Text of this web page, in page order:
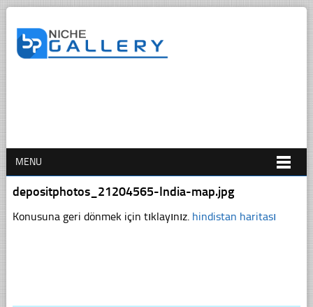
MENU
depositphotos_21204565-India-map.jpg
Konusuna geri dönmek için tıklayınız. hindistan haritası